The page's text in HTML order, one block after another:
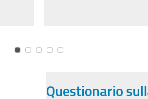
Questionario